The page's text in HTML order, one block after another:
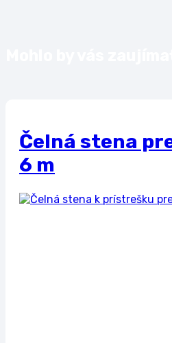
Čelná stena
6 m